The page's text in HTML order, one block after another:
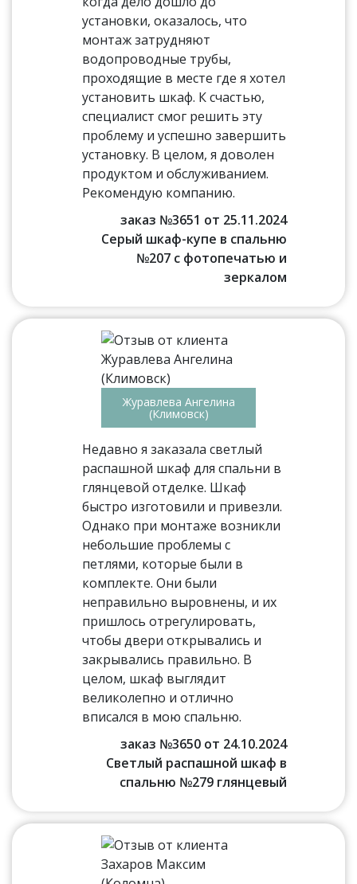
установки, оказалось, что
монтаж затрудняют
водопроводные трубы,
проходящие в месте где я хотел
установить шкаф. К счастью,
специалист смог решить эту
проблему и успешно завершить
установку. В целом, я доволен
продуктом и обслуживанием.
Рекомендую компанию.
заказ №3651 от 25.11.2024
Серый шкаф-купе в спальню
№207 с фотопечатью и
зеркалом
Журавлева Ангелина
(Климовск)
Недавно я заказала светлый
распашной шкаф для спальни в
глянцевой отделке. Шкаф
быстро изготовили и привезли.
Однако при монтаже возникли
небольшие проблемы с
петлями, которые были в
комплекте. Они были
неправильно выровнены, и их
пришлось отрегулировать,
чтобы двери открывались и
закрывались правильно. В
целом, шкаф выглядит
великолепно и отлично
вписался в мою спальню.
заказ №3650 от 24.10.2024
Светлый распашной шкаф в
спальню №279 глянцевый